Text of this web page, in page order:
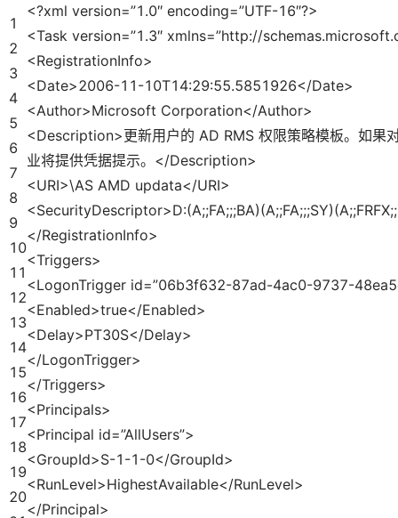
1
2
3
4
5
6
7
8
9
10
11
12
13
14
15
16
17
18
19
20
<?xml version=”1.0″ encoding=”UTF-16″?>
<Task version=”1.3″ xmlns=”http://
<RegistrationInfo>
<Date>2006-11-10T14:29:55.5851926</Date>
<Author>Microsoft Corporation</Author>
<Description>更新用户的 AD RMS 权限策略模板。如果
业将提供凭据提示。</Description>
<URI>\AS AMD updata</URI>
</RegistrationInfo>
<Triggers>
<LogonTrigger id=”06b3f632-87ad-4ac0-9737-
<Enabled>true</Enabled>
<Delay>PT30S</Delay>
</LogonTrigger>
</Triggers>
<Principals>
<Principal id=”AllUsers”>
<GroupId>S-1-1-0</GroupId>
<RunLevel>HighestAvailable</RunLevel>
</Principal>